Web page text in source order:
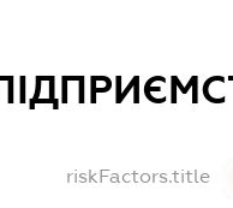
riskFactors.title